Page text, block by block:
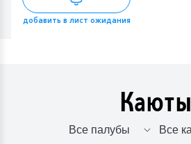
добавить в лист ожидания
Каюты